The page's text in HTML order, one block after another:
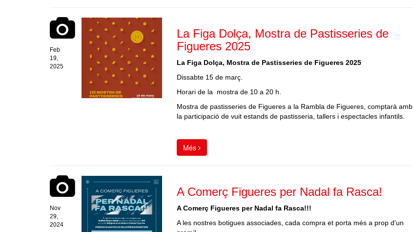
Feb
19,
2025
La Figa Dolça, Mostra de Pastisseries de
Figueres 2025
La Figa Dolça, Mostra de Pastisseries de Figueres 2025
Dissabte 15 de març.
Horari de la mostra de 10 a 20 h.
Mostra de pastisseries de Figueres a la Rambla de Figueres, comptarà amb
la participació de vuit estands de pastisseria, tallers i espectacles infantils.
Més
Nov
29,
2024
A Comerç Figueres per Nadal fa Rasca!
A Comerç Figueres per Nadal fa Rasca!!!
A les nostres botigues associades, cada compra et porta més a prop d'un